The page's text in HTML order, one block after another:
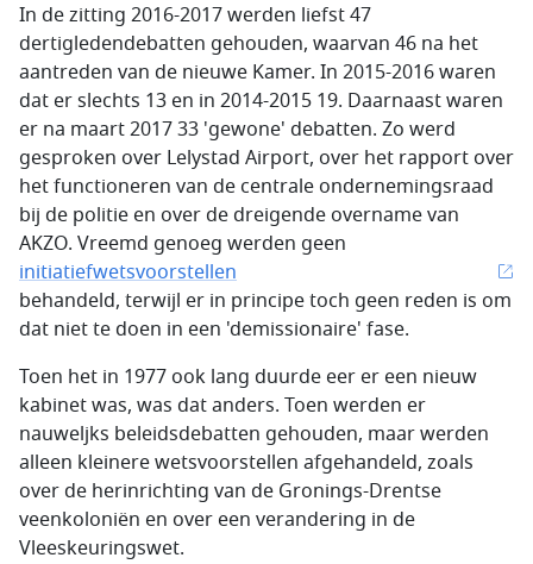
In de zitting 2016-2017 werden liefst 47
dertigledendebatten gehouden, waarvan 46 na het
aantreden van de nieuwe Kamer. In 2015-2016 waren
dat er slechts 13 en in 2014-2015 19. Daarnaast waren
er na maart 2017 33 'gewone' debatten. Zo werd
gesproken over Lelystad Airport, over het rapport over
het functioneren van de centrale ondernemingsraad
bij de politie en over de dreigende overname van
AKZO. Vreemd genoeg werden geen
initiatiefwetsvoorstellen
behandeld, terwijl er in principe toch geen reden is om
dat niet te doen in een 'demissionaire' fase.
Toen het in 1977 ook lang duurde eer er een nieuw
kabinet was, was dat anders. Toen werden er
nauweljks beleidsdebatten gehouden, maar werden
alleen kleinere wetsvoorstellen afgehandeld, zoals
over de herinrichting van de Gronings-Drentse
veenkoloniën en over een verandering in de
Vleeskeuringswet.